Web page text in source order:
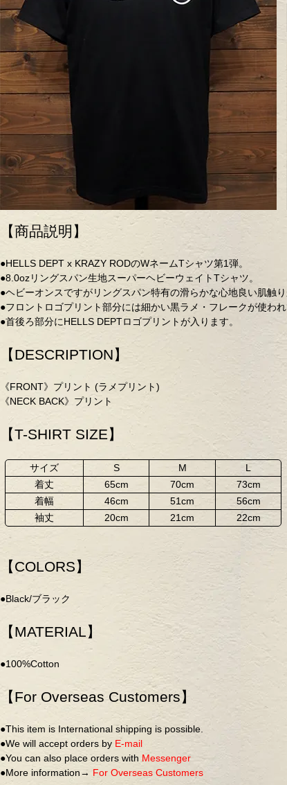
【商品説明】
●HELLS DEPT x KRAZY RODのWネームTシャツ第1弾。
●8.0ozリングスパン生地スーパーヘビーウェイトTシャツ。
●ヘビーオンスですがリングスパン特有の滑らかな心地良い肌触り
●フロントロゴプリント部分には細かい黒ラメ・フレークが使われ
●首後ろ部分にHELLS DEPTロゴプリントが入ります。
【DESCRIPTION】
《FRONT》プリント (ラメプリント)
《NECK BACK》プリント
【T-SHIRT SIZE】
サイズ S M
L
着丈
65cm 70cm
73cm
着幅
46cm 51cm
56cm
袖丈
20cm 21cm 22cm
【COLORS】
●Black/ブラック
【MATERIAL】
●100%Cotton
【For Overseas Customers】
●This item is International shipping is possible.
●We will accept orders by E-mail
●You can also place orders withMessenger
●More information→ For Overseas Customers